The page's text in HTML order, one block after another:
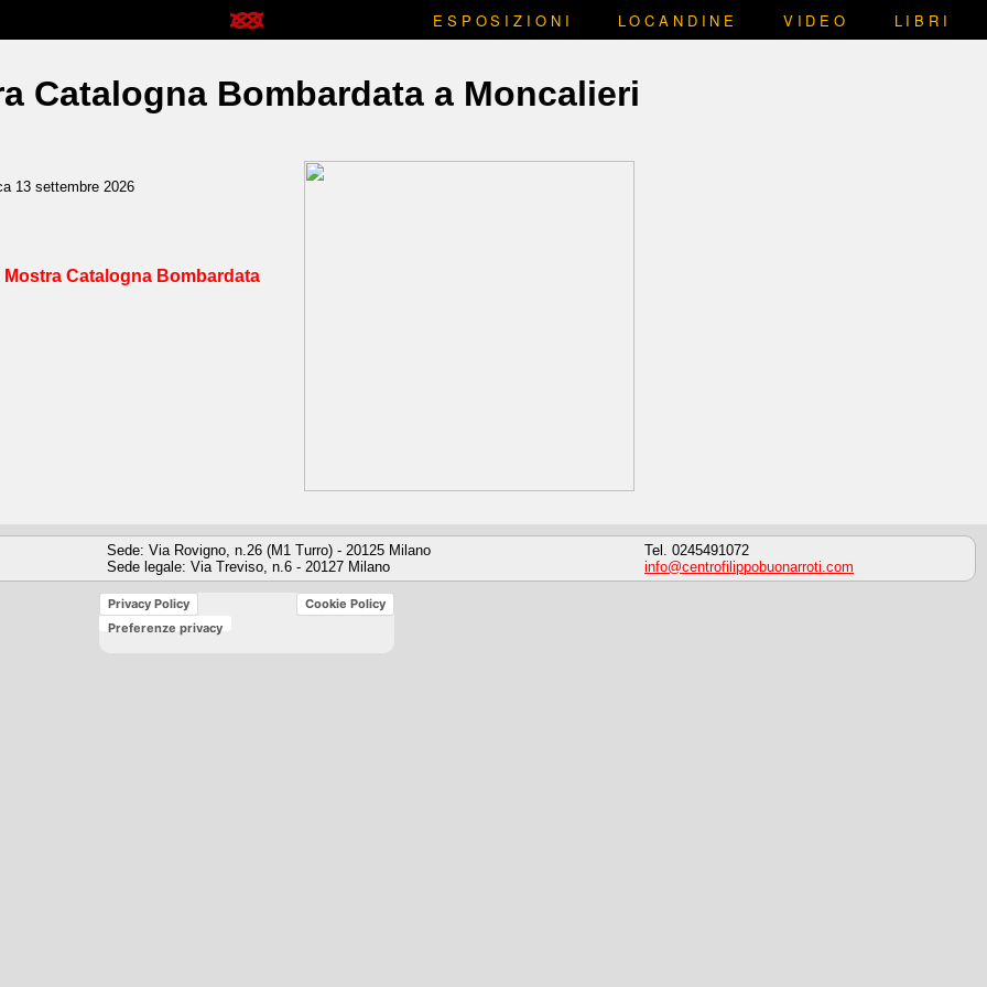
ESPOSIZIONI LOCANDINE VIDEO LIBRI
Catalogna Bombardata a Moncalieri
13 settembre 2026
Mostra Catalogna Bombardata
Sede: Via Rovigno, n.26 (M1 Turro) - 20125 Milano
Sede legale: Via Treviso, n.6 - 20127 Milano
Tel. 0245491072
info@centrofilippobuonarroti.com
Privacy Policy
Cookie Policy
Preferenze privacy